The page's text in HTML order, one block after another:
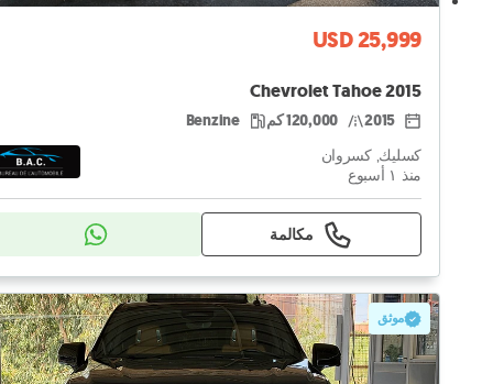
USD 25,999
Chevrolet Tahoe 2015
2015 120,000 كم Benzine
كسليك, كسروان
منذ ١ أسبوع
مكالمة
موثق